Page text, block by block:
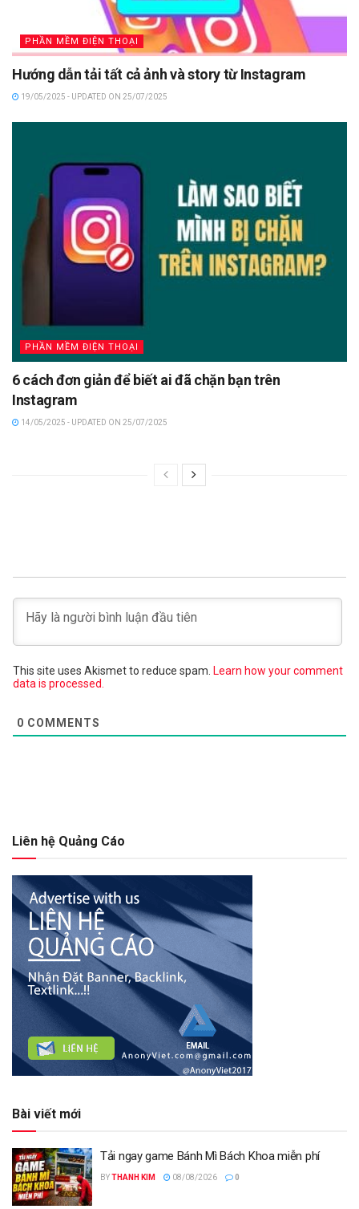
PHẦN MỀM ĐIỆN THOẠI
Hướng dẫn tải tất cả ảnh và story từ Instagram
19/05/2025 - UPDATED ON 25/07/2025
PHẦN MỀM ĐIỆN THOẠI
6 cách đơn giản để biết ai đã chặn bạn trên
Instagram
14/05/2025 - UPDATED ON 25/07/2025
This site uses Akismet to reduce spam. Learn how your comment
data is processed.
0 COMMENTS
Liên hệ Quảng Cáo
Bài viết mới
Tải ngay game Bánh Mì Bách Khoa miễn phí
BYTHANH KIM 08/08/2026 0